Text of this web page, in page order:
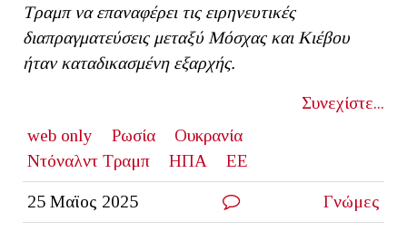
Τραμπ να επαναφέρει τις ειρηνευτικές
διαπραγματεύσεις μεταξύ Μόσχας και Κιέβου
ήταν καταδικασμένη εξαρχής.
Συνεχίστε...
web only
Ρωσία
Ουκρανία
Ντόναλντ Τραμπ
ΗΠΑ ΕΕ
25 Μαϊος 2025 Γνώμες